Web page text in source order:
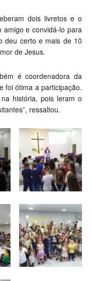
dois livretos e o
e convidá-lo para
deu certo e mais de 10
de Jesus.
é coordenadora da
foi ótima a participação.
história, pois leram o
ressaltou.